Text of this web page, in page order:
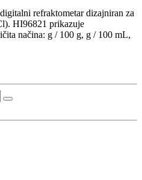
refraktometar dizajniran za
HI96821 prikazuje
načina: g / 100 g, g / 100 mL,